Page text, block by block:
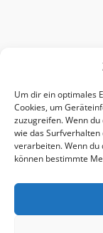
Um dir ein optimales
Cookies, um
zuzugreifen. Wenn
wie das
verarbeiten. Wenn
können bestimmte
E-